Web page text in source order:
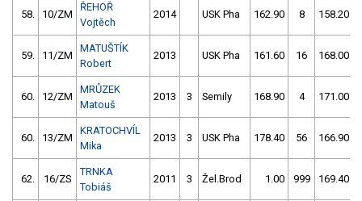
58. 10/ZM
ŘEHOŘ
Vojtěch
2014 USK Pha 162.90 8 158.20
59. 11/ZM
MATUŠTÍK
Robert
2013 USK Pha 161.60 16 168.00
60. 12/ZM
MRŮZEK
Matouš
2013 3 Semily 168.90 4 171.00
60. 13/ZM
KRATOCHVÍL
Mika
2013 3 USK Pha 178.40 56 166.90
62. 16/ZS
TRNKA
Tobiáš
2011 3 Žel.Brod 1.00 999 169.40